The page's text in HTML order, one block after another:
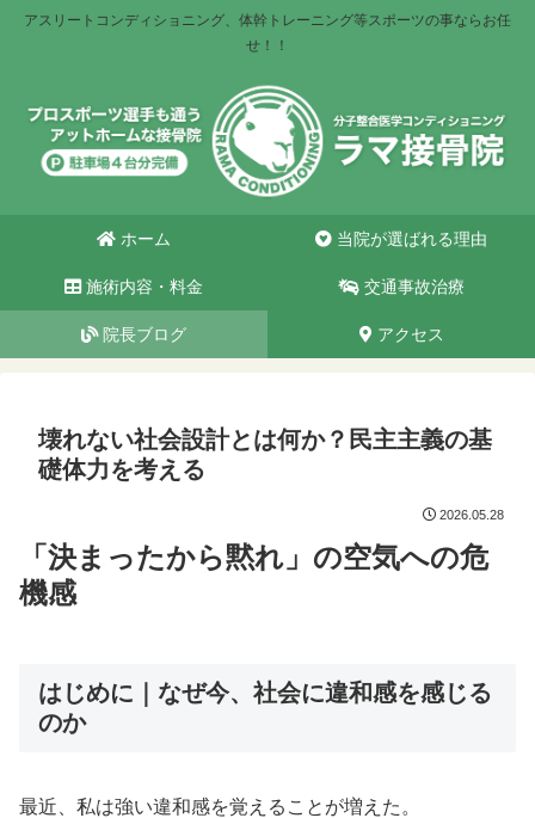
アスリートコンディショニング、体幹トレーニング等スポーツの事ならお任
せ！！
ホーム 当院が選ばれる理由
施術内容・料金 交通事故治療
院長ブログ アクセス
壊れない社会設計とは何か？民主主義の基
礎体力を考える
2026.05.28
「決まったから黙れ」の空気への危
機感
はじめに｜なぜ今、社会に違和感を感じる
のか
最近、私は強い違和感を覚えることが増えた。